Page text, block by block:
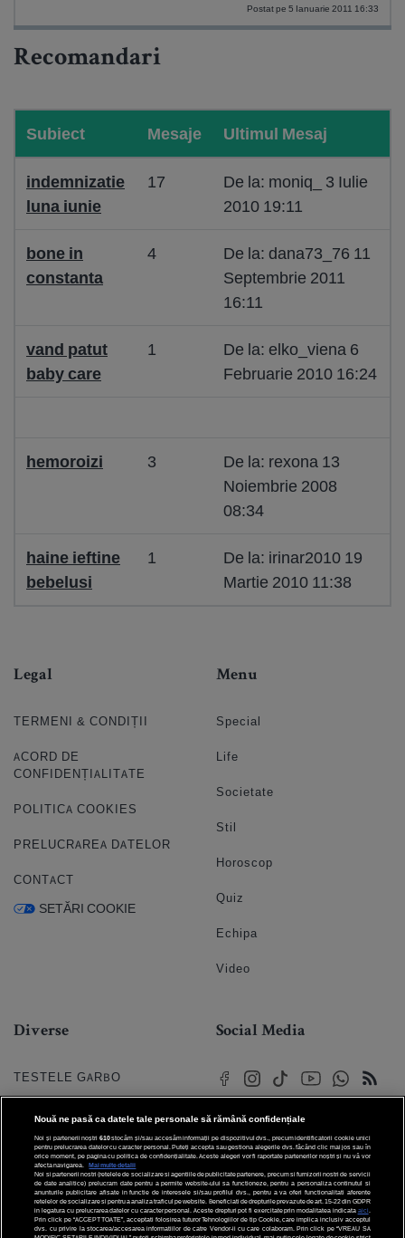
Postat pe 5 Ianuarie 2011 16:33
Recomandari
Subiect Mesaje Ultimul Mesaj
indemnizatie
luna iunie
17
De la: moniq_ 3 Iulie
2010 19:11
bone in
constanta
4
De la: dana73_76 11
Septembrie 2011
16:11
vand patut
baby care
1
De la: elko_viena 6
Februarie 2010 16:24
hemoroizi 3
De la: rexona 13
Noiembrie 2008
08:34
haine ieftine
bebelusi
1
De la: irinar2010 19
Martie 2010 11:38
Legal
TERMENI & CONDIȚII
ACORD DE
CONFIDENȚIALITATE
POLITICA COOKIES
PRELUCRAREA DATELOR
CONTACT
SETĂRI COOKIE
Menu
Special
Life
Societate
Stil
Horoscop
Quiz
Echipa
Video
Diverse
TESTELE GARBO
HOROSCOP
HOROSCOPUL IUBIRII
FORUMURI
TRATAMENTE NATURISTE
Social Media
© 2026 Internet Corp SRL
Toate drepturile rezervate
Nouă ne pasă ca datele tale personale să rămână confidențiale
Noi și partenerii noștri 610stocăm și/sau accesăm informații pe dispozitivul dvs., precum identificatorii cookie unici
pentru prelucrarea datelor cu caracter personal. Puteți accepta sau gestiona alegerile dvs. făcând clic mai jos sau în
orice moment, pe pagina cu politica de confidențialitate. Aceste alegeri vor fi raportate partenerilor noștri și nu vă vor
afecta navigarea.
Mai multe detalii
Noi si partenerii nostri (retelele de socializare si agentiile de publicitate partenere, precum si furnizorii nostri de servicii
de date analitice) prelucram date pentru a permite website-ului sa functioneze, pentru a personaliza continutul si
anunturile publicitare afisate in functie de interesele si/sau profilul dvs., pentru a va oferi functionalitati aferente
retelelor de socializare si pentru a analiza traficul pe website. Beneficiati de drepturile prevazute de art. 15-22 din GDPR
in legatura cu prelucrarea datelor cu caracter personal. Aceste drepturi pot fi exercitate prin modalitatea indicata aici
Prin click pe “ACCEPT TOATE”, acceptati folosirea tuturor Tehnologiilor de tip Cookie, care implica inclusiv acceptul
dvs. cu privire la stocarea/accesarea informatiilor de catre Vendor-ii cu care colaboram. Prin click pe “VREAU SA